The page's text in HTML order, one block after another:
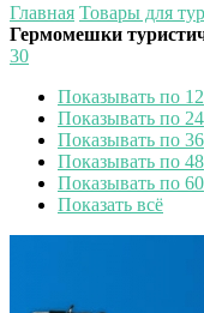
Главная Товары для
Гермомешки
30
Показывать по 12
Показывать по 24
Показывать по 36
Показывать по 48
Показывать по 60
Показать всё